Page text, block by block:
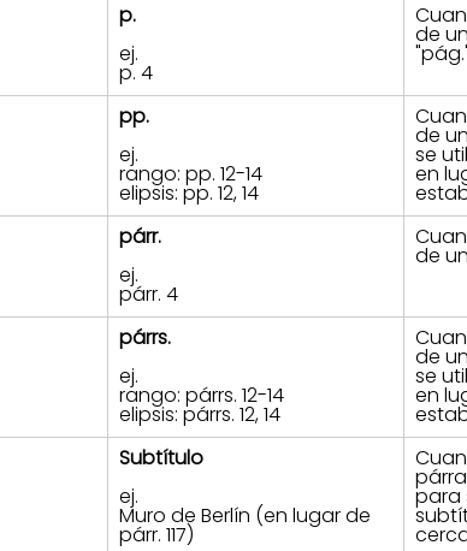
p.
ej.
p. 4
de
pp.
ej.
rango: pp. 12-14
elipsis: pp. 12, 14
de
se
en
párr.
ej.
párr. 4
de
párrs.
ej.
rango: párrs. 12-14
elipsis: párrs. 12, 14
de
se
en
Subtítulo
ej.
Muro de Berlín (en lugar de
párr. 117)
para